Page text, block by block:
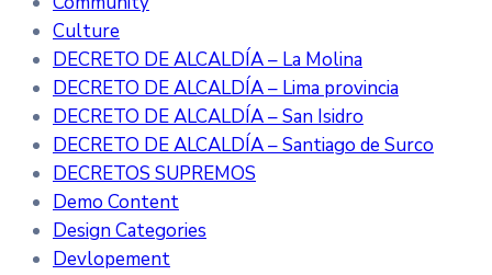
Culture
DECRETO DE ALCALDÍA – La Molina
DECRETO DE ALCALDÍA – Lima provincia
DECRETO DE ALCALDÍA – San Isidro
DECRETO DE ALCALDÍA – Santiago de Surco
DECRETOS SUPREMOS
Demo Content
Design Categories
Devlopement